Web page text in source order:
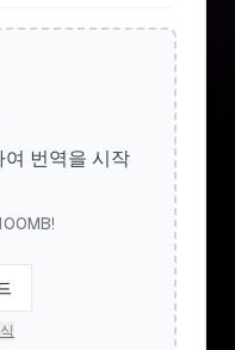
번역을 시작